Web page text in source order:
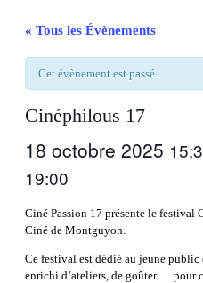
« Tous les Évènements
Cet évènement est passé.
Cinéphilous 17
18 octobre 2025
19:00
Ciné Passion 17 présente le festival
Ciné de Montguyon.
Ce festival est dédié au jeune
enrichi d’ateliers, de goûter … pour